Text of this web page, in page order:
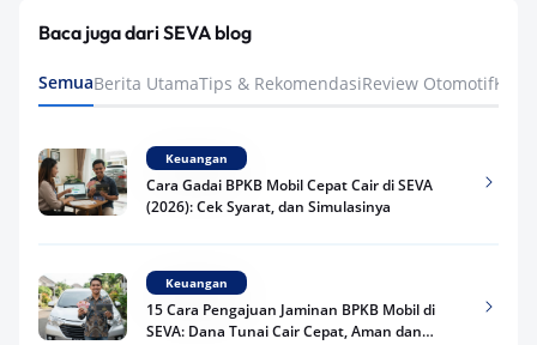
Baca juga dari SEVA blog
SemuaBerita UtamaTips & RekomendasiReview Otomotif
Keuangan
Cara Gadai BPKB Mobil Cepat Cair di SEVA
(2026): Cek Syarat, dan Simulasinya
Keuangan
15 Cara Pengajuan Jaminan BPKB Mobil di
SEVA: Dana Tunai Cair Cepat, Aman dan